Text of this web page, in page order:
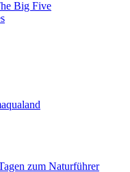
Big Five
zum Naturführer